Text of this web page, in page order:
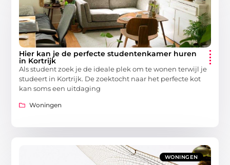
Hier kan je de perfecte studentenkamer huren
in Kortrijk
Als student zoek je de ideale plek om te wonen terwijl je
studeert in Kortrijk. De zoektocht naar het perfecte kot
kan soms een uitdaging
Woningen
WONINGEN